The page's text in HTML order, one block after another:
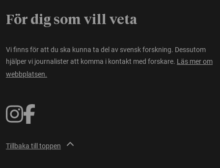
För dig som vill veta
Vi finns för att du ska kunna ta del av svensk forskning. Dessutom
hjälper vi journalister att komma i kontakt med forskare. Läs mer om
webbplatsen.
Tillbaka till toppen